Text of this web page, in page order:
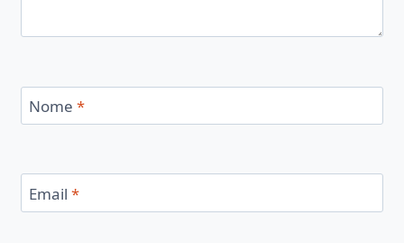
Nome *
Email *